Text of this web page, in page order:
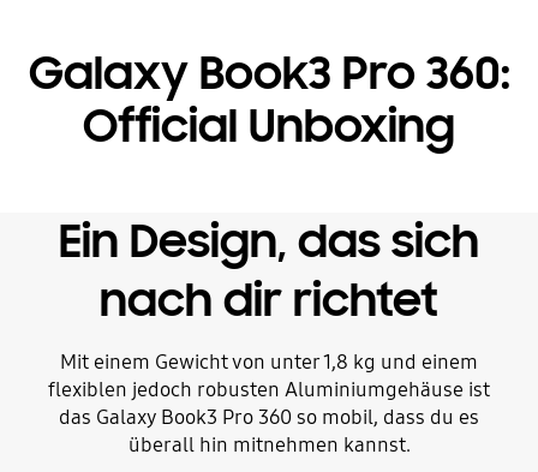
Galaxy Book3 Pro 360:
Official Unboxing
Ein Design, das sich
nach dir richtet
Mit einem Gewicht von unter 1,8 kg und einem
flexiblen jedoch robusten Aluminiumgehäuse ist
das Galaxy Book3 Pro 360 so mobil, dass du es
überall hin mitnehmen kannst.